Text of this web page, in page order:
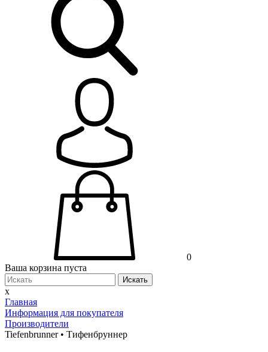
0
Ваша корзина пуста
Искать
x
Главная
Информация для покупателя
Производители
Tiefenbrunner • Тифенбруннер